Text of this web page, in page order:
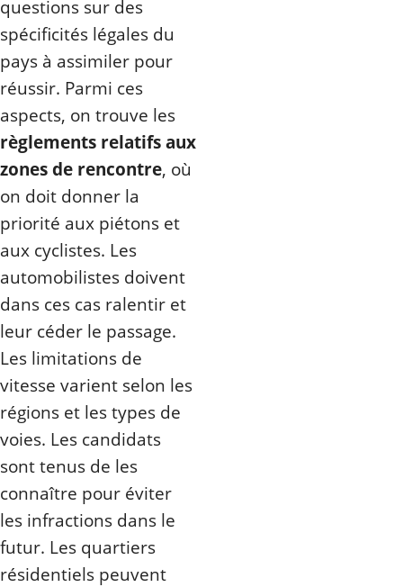
questions sur des
spécificités légales du
pays à assimiler pour
réussir. Parmi ces
aspects, on trouve les
règlements relatifs aux
zones de rencontre, où
on doit donner la
priorité aux piétons et
aux cyclistes. Les
automobilistes doivent
dans ces cas ralentir et
leur céder le passage.
Les limitations de
vitesse varient selon les
régions et les types de
voies. Les candidats
sont tenus de les
connaître pour éviter
les infractions dans le
futur. Les quartiers
résidentiels peuvent